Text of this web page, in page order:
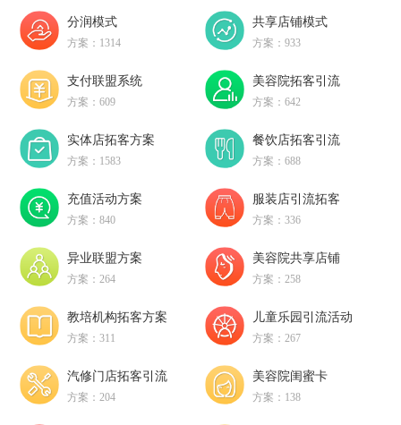
分润模式
方案：1314
共享店铺模式
方案：933
支付联盟系统
方案：609
美容院拓客引流
方案：642
实体店拓客方案
方案：1583
餐饮店拓客引流
方案：688
充值活动方案
方案：840
服装店引流拓客
方案：336
异业联盟方案
方案：264
美容院共享店铺
方案：258
教培机构拓客方案
方案：311
儿童乐园引流活动
方案：267
汽修门店拓客引流
方案：204
美容院闺蜜卡
方案：138